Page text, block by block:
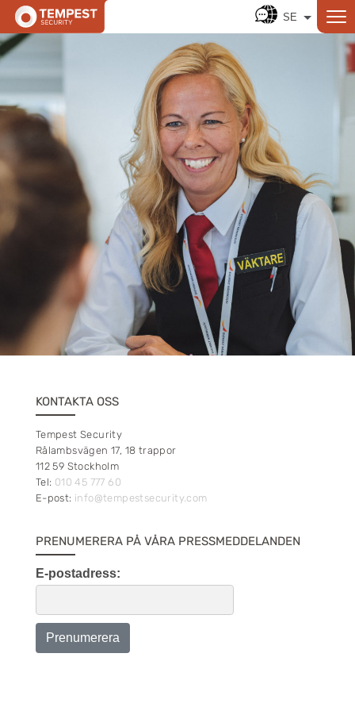
KONTAKTA OSS
Tempest Security
Rålambsvägen 17, 18 trappor
112 59 Stockholm
Tel: 010 45 777 60
E-post: info@tempestsecurity.com
PRENUMERERA PÅ VÅRA PRESSMEDDELANDEN